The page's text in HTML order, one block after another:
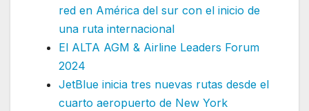
red en América del sur con el inicio de
una ruta internacional
El ALTA AGM & Airline Leaders Forum
2024
JetBlue inicia tres nuevas rutas desde el
cuarto aeropuerto de New York